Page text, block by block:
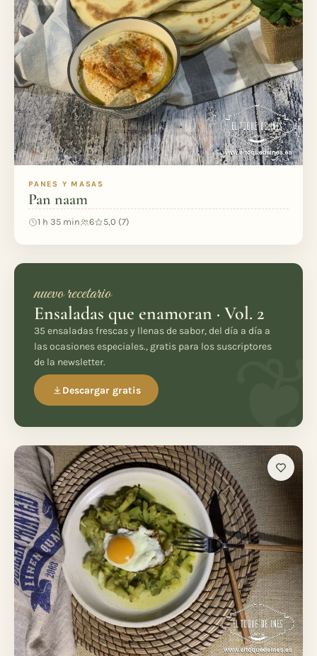
PANES Y MASAS
Pan naam
1 h 35 min 6 5,0 (7)
nuevo recetario
Ensaladas que enamoran · Vol. 2
35 ensaladas frescas y llenas de sabor, del día a día a
las ocasiones especiales., gratis para los suscriptores
de la newsletter.
Descargar gratis